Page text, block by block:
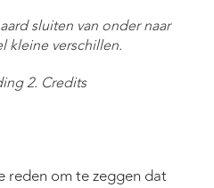
sluiten van onder naar
kleine verschillen.
2. Credits
reden om te zeggen dat